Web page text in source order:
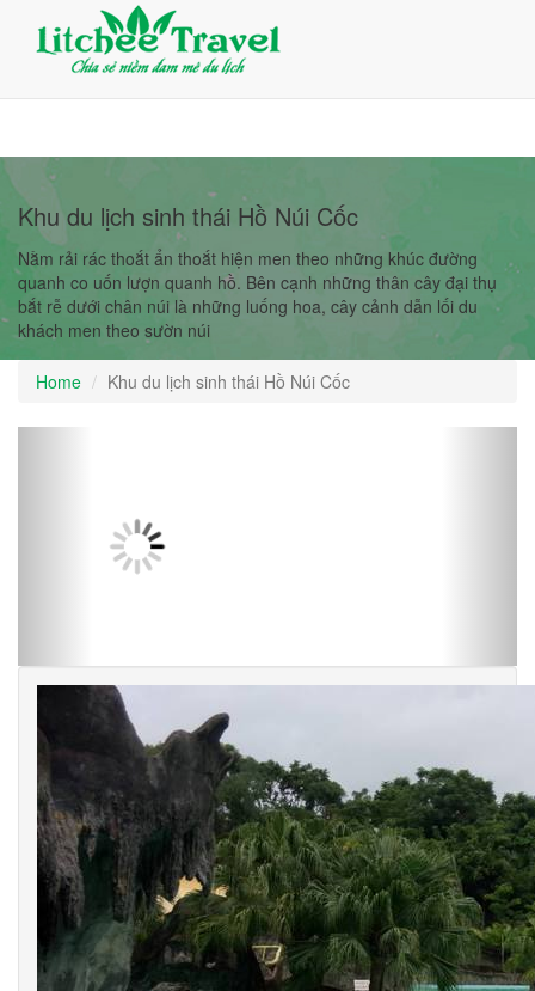
Giỏ Hàng (0)
Đăng nhập
Đăng ký
Khu du lịch sinh thái Hồ Núi Cốc
Nằm rải rác thoắt ẩn thoắt hiện men theo những khúc đường
quanh co uốn lượn quanh hồ. Bên cạnh những thân cây đại thụ
bắt rễ dưới chân núi là những luống hoa, cây cảnh dẫn lối du
khách men theo sườn núi
Home Khu du lịch sinh thái Hồ Núi Cốc